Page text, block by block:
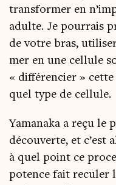
trans­for­mer en
adulte. Je pour­rais
de votre bras,
mer en une cel­lule
« dif­fé­ren­cier »
quel type de cellule.
Yama­na­ka a reçu le
décou­verte, et c’est
à quel point ce
po­tence fait recu­ler